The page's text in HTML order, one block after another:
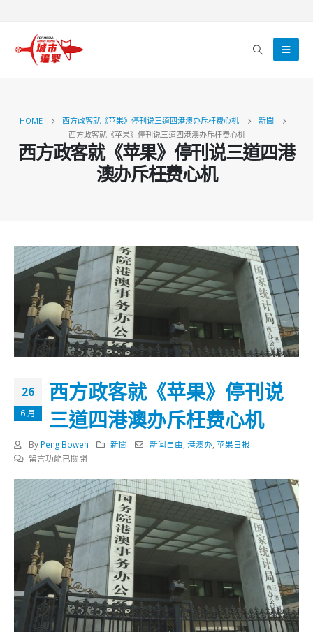
HOME 西方政客就《苹果》停刊说三道四港澳办斥枉费心机
新聞
西方政客就《苹果》停刊说三道四港澳办斥枉费心机
西方政客就《苹果》停刊说三道四港
澳办斥枉费心机
26
6 月
西方政客就《苹果》停刊说
三道四港澳办斥枉费心机
By Peng Bowen 新聞 新闻自由,港澳办,苹果日报
在
方
政
客
就
《苹
果》
停
刊
说
道
留言功能已關閉